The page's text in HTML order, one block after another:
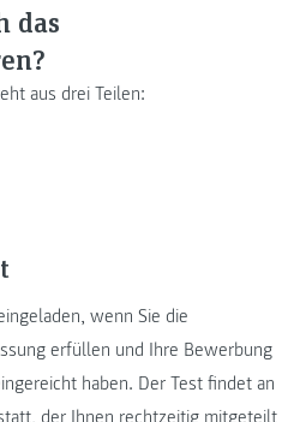
das
aus drei Teilen:
wenn Sie die
erfüllen und Ihre Bewerbung
haben. Der Test findet an
der Ihnen rechtzeitig mitgeteilt